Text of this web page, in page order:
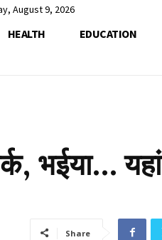
August 9, 2026
HEALTH EDUCATION
भईया…
Share